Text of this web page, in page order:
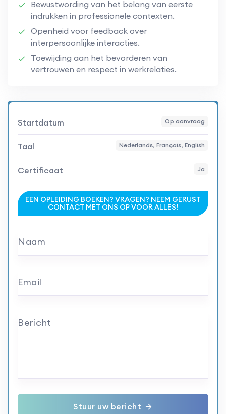
Bewustwording van het belang van eerste
indrukken in professionele contexten.
Openheid voor feedback over
interpersoonlijke interacties.
Toewijding aan het bevorderen van
vertrouwen en respect in werkrelaties.
Startdatum Op aanvraag
Taal Nederlands, Français, English
Certificaat Ja
EEN OPLEIDING BOEKEN? VRAGEN? NEEM GERUST
CONTACT MET ONS OP VOOR ALLES!
Naam
Email
Bericht
Stuur uw bericht